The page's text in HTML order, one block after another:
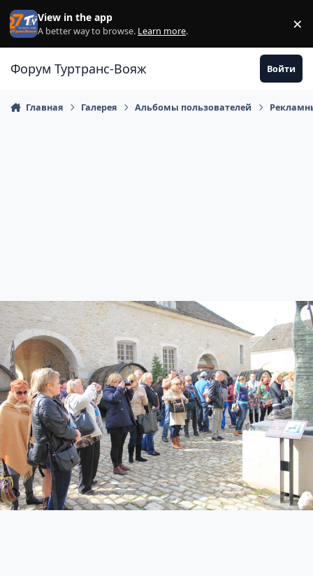
Перейти к содержанию
View in the app
A better way to browse. Learn more. ×
Форум Туртранс-Вояж Войти
Главная Галерея Альбомы пользователей